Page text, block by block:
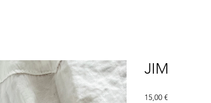
JIM
15,00 €Prix